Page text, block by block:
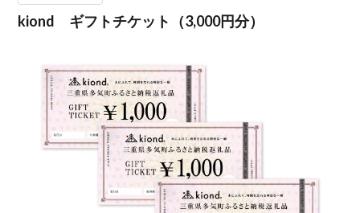
kiond ギフトチケット（3,000円分）